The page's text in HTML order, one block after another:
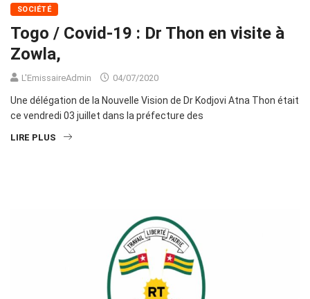
SOCIÉTÉ
Togo / Covid-19 : Dr Thon en visite à
Zowla,
L'EmissaireAdmin 04/07/2020
Une délégation de la Nouvelle Vision de Dr Kodjovi Atna Thon était
ce vendredi 03 juillet dans la préfecture des
LIRE PLUS